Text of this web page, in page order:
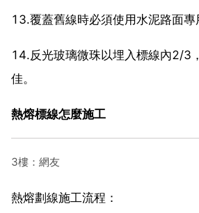
13.覆蓋舊線時必須使用水泥路面專
14.反光玻璃微珠以埋入標線內2/3
佳。
熱熔標線怎麼施工
3樓：網友
熱熔劃線施工流程：